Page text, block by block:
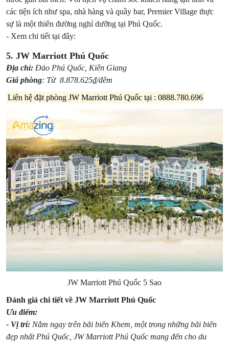
các tiện ích như spa, nhà hàng và quầy bar, Premier Village thực
sự là một thiên đường nghỉ dưỡng tại Phú Quốc.
- Xem chi tiết tại đây:
5. JW Marriott Phú Quốc
Địa chỉ: Đảo Phú Quốc, Kiên Giang
Giá phòng: Từ 8.878.625₫/đêm
Liên hệ đặt phòng JW Marriott Phú Quốc tại : 0888.780.696
JW Marriott Phú Quốc 5 Sao
Đánh giá chi tiết về JW Marriott Phú Quốc
Ưu điểm:
- Vị trí: Nằm ngay trên bãi biển Khem, một trong những bãi biển
đẹp nhất Phú Quốc, JW Marriott Phú Quốc mang đến cho du